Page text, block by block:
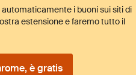
i buoni sui siti di
estensione e faremo tutto il
è gratis